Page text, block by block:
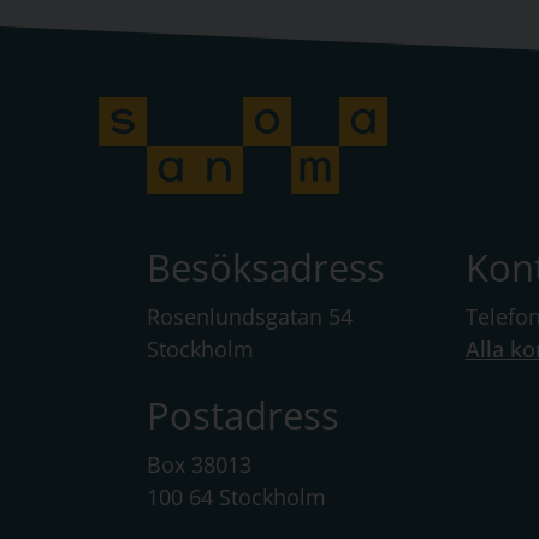
Besöksadress
Rosenlundsgatan 54
Stockholm
Postadress
Box 38013
100 64 Stockholm
Alla